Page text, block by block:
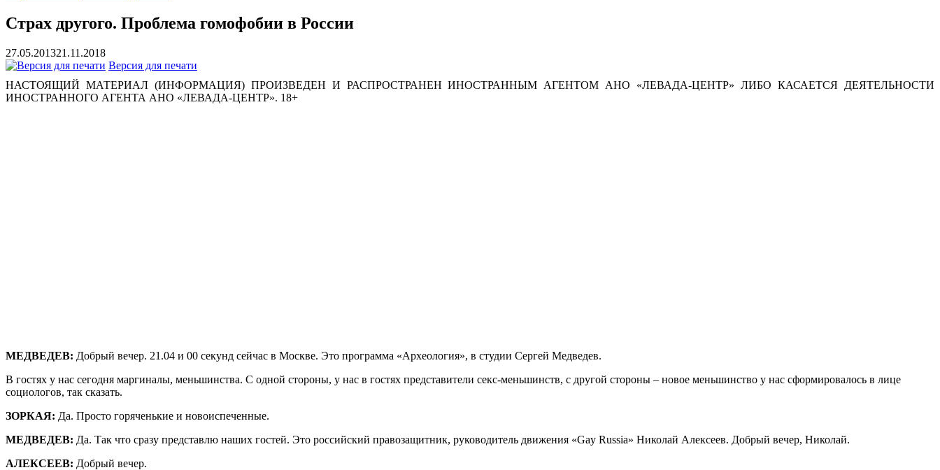
Страх другого. Проблема гомофобии в России
27.05.201321.11.2018
Версия для печати
НАСТОЯЩИЙ МАТЕРИАЛ (ИНФОРМАЦИЯ) ПРОИЗВЕДЕН И РАСПРОСТРАНЕН ИНОСТРАННЫМ АГЕНТОМ АНО «ЛЕВАДА-ЦЕНТР» ЛИБО КАСАЕТСЯ ДЕЯТЕЛЬНОСТИ
ИНОСТРАННОГО АГЕНТА АНО «ЛЕВАДА-ЦЕНТР». 18+
МЕДВЕДЕВ: Добрый вечер. 21.04 и 00 секунд сейчас в Москве. Это программа «Археология», в студии Сергей Медведев.
В гостях у нас сегодня маргиналы, меньшинства. С одной стороны, у нас в гостях представители секс-меньшинств, с другой стороны – новое меньшинство у нас сформировалось в лице
социологов, так сказать.
ЗОРКАЯ: Да. Просто горяченькие и новоиспеченные.
МЕДВЕДЕВ: Да. Так что сразу представлю наших гостей. Это российский правозащитник, руководитель движения «Gay Russia» Николай Алексеев. Добрый вечер, Николай.
АЛЕКСЕЕВ: Добрый вечер.